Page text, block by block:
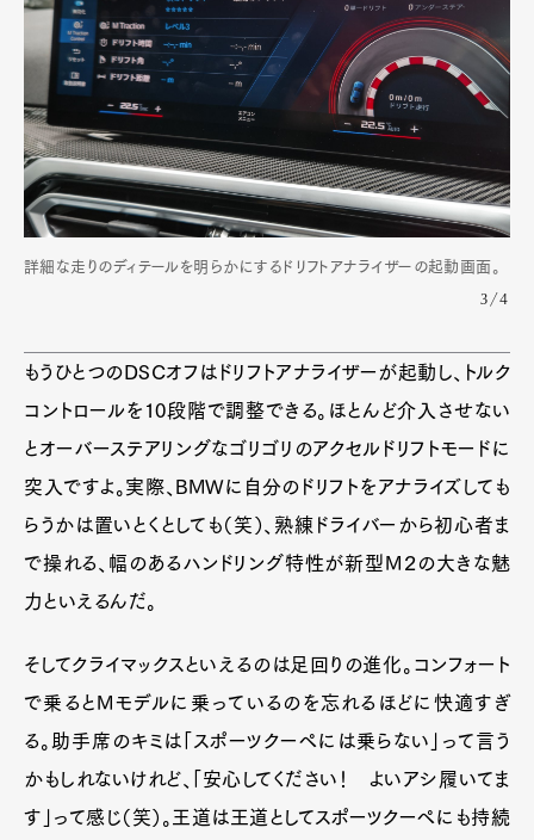
詳細な走りのディテールを明らかにするドリフトアナライザーの起動画面。
3/4
もうひとつのDSCオフはドリフトアナライザーが起動し、トルク
コントロールを10段階で調整できる。ほとんど介入させない
とオーバーステアリングなゴリゴリのアクセルドリフトモードに
突入ですよ。実際、BMWに自分のドリフトをアナライズしても
らうかは置いとくとしても（笑）、熟練ドライバーから初心者ま
で操れる、幅のあるハンドリング特性が新型M２の大きな魅
力といえるんだ。
そしてクライマックスといえるのは足回りの進化。コンフォート
で乗るとMモデルに乗っているのを忘れるほどに快適すぎ
る。助手席のキミは「スポーツクーペには乗らない」って言う
かもしれないけれど、「安心してください！ よいアシ履いてま
す」って感じ（笑）。王道は王道としてスポーツクーペにも持続